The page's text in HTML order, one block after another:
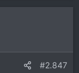
#2.847